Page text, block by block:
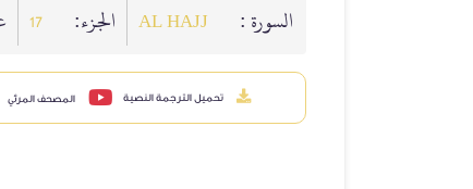
السورة : AL HAJJ الجزء: 17
تحميل الترجمة النصية المصحف المرئي